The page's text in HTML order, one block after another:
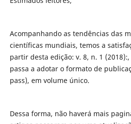
Acompanhando as tendências das
científicas mundiais, temos a
partir desta edição: v. 8, n. 1 (2018):,
passa a adotar o formato de
pass), em volume único.
Dessa forma, não haverá mais